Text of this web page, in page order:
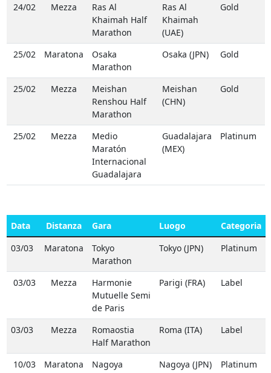
24/02 Mezza
Ras Al
Khaimah Half
Marathon
Ras Al
Khaimah
(UAE)
Gold
25/02 Maratona
Osaka
Marathon
Osaka (JPN) Gold
25/02 Mezza
Meishan
Renshou Half
Marathon
Meishan
(CHN)
Gold
25/02 Mezza
Medio
Maratón
Internacional
Guadalajara
Guadalajara
(MEX)
Platinum
Data Distanza Gara Luogo
Categoria
03/03
Maratona
Tokyo
Marathon
Tokyo (JPN) Platinum
03/03 Mezza
Harmonie
Mutuelle Semi
de Paris
Parigi (FRA) Label
03/03 Mezza
Romaostia
Half Marathon
Roma (ITA) Label
10/03 Maratona
Nagoya
Nagoya (JPN) Platinum